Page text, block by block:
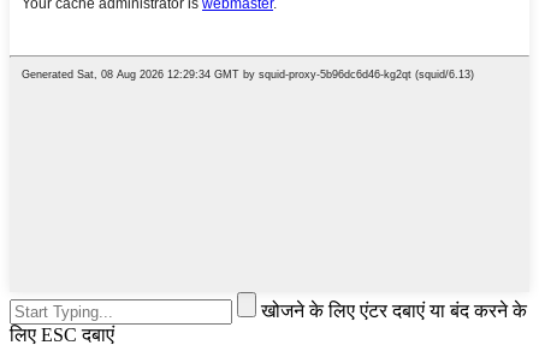
खोजने के लिए एंटर दबाएं या बंद करने के
लिए ESC दबाएं